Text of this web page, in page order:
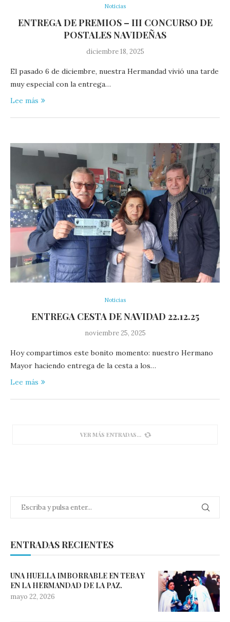
Noticias
ENTREGA DE PREMIOS – III CONCURSO DE
POSTALES NAVIDEÑAS
diciembre 18, 2025
El pasado 6 de diciembre, nuestra Hermandad vivió una tarde
muy especial con la entrega…
Lee más
Noticias
ENTREGA CESTA DE NAVIDAD 22.12.25
noviembre 25, 2025
Hoy compartimos este bonito momento: nuestro Hermano
Mayor haciendo entrega de la cesta a los…
Lee más
VER MÁS ENTRADAS
ENTRADAS RECIENTES
UNA HUELLA IMBORRABLE EN TEBA Y
EN LA HERMANDAD DE LA PAZ.
mayo 22, 2026